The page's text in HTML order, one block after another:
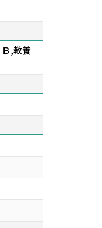
,教養